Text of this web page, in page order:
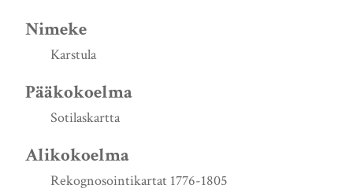
Nimeke
Karstula
Pääkokoelma
Sotilaskartta
Alikokoelma
Rekognosointikartat 1776-1805